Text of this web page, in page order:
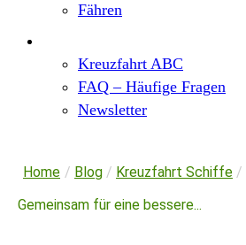
Fähren
Kreuzfahrt ABC
FAQ – Häufige Fragen
Newsletter
Home / Blog / Kreuzfahrt Schiffe /
Gemeinsam für eine bessere...